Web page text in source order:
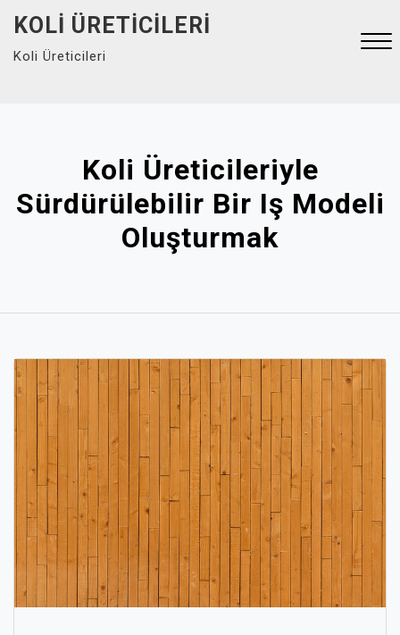
content
KOLI ÜRETICILERI
Koli Üreticileri
Koli Üreticileriyle
Sürdürülebilir Bir Iş Modeli
Oluşturmak